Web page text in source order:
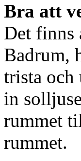
Bra att
Det finns
Badrum,
trista och
in
rummet
rummet.